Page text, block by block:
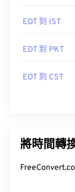
EDT 到 IST
EDT 到 PKT
EDT 到 CST
將時間轉